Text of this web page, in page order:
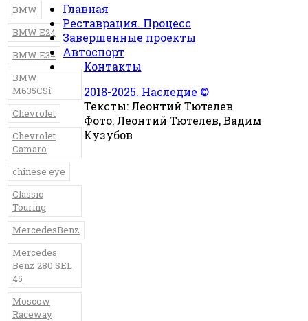
BMW
BMW E24
BMW E34
BMW
M635CSi
Chevrolet
Chevrolet
Camaro
chinese eye
Classic
Touring
MercedesBenz
Mercedes
Benz 280 SEL
45
Moscow
Raceway
Главная
Реставрация. Процесс
Завершенные проекты
Автоспорт
Контакты
2018-2025. Наследие ©
Тексты: Леонтий Тютелев
Фото: Леонтий Тютелев, Вадим
Кузубов